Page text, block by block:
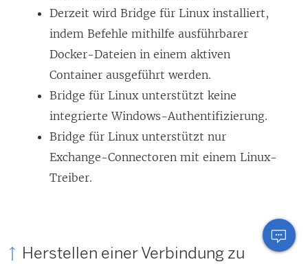
Derzeit wird Bridge für Linux installiert,
indem Befehle mithilfe ausführbarer
Docker-Dateien in einem aktiven
Container ausgeführt werden.
Bridge für Linux unterstützt keine
integrierte Windows-Authentifizierung.
Bridge für Linux unterstützt nur
Exchange-Connectoren mit einem Linux-
Treiber.
Herstellen einer Verbindung zu